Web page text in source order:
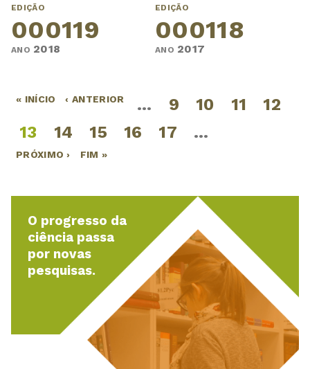
EDIÇÃO
000119
ANO 2018
EDIÇÃO
000118
ANO 2017
« INÍCIO ‹ ANTERIOR … 9 10 11
12
13
14 15 16 17 …
PRÓXIMO › FIM »
O progresso da
ciência passa
por novas
pesquisas.